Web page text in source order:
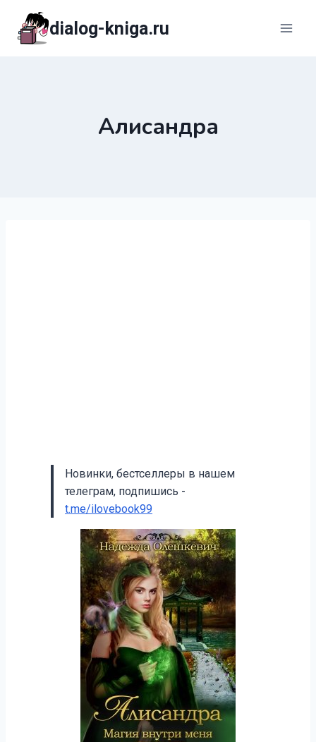
содержимому
dialog-kniga.ru
Алисандра
Новинки, бестселлеры в нашем
телеграм, подпишись -
t.me/ilovebook99